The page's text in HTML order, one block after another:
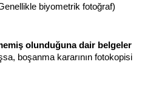
biyometrik fotoğraf)
olunduğuna dair belgeler
boşanma kararının fotokopisi